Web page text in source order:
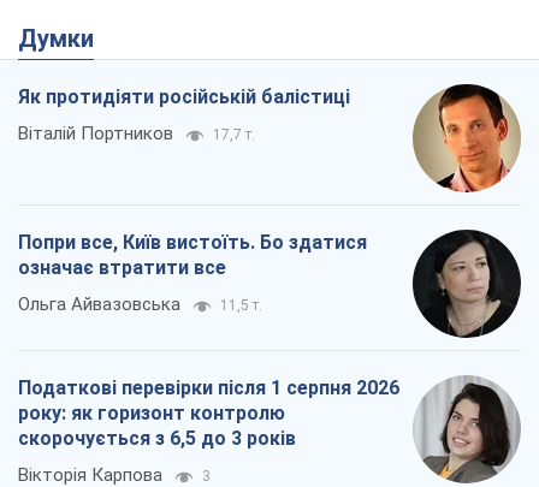
Думки
Як протидіяти російській балістиці
Віталій Портников 17,7 т.
Попри все, Київ вистоїть. Бо здатися
означає втратити все
Ольга Айвазовська 11,5 т.
Податкові перевірки після 1 серпня 2026
року: як горизонт контролю
скорочується з 6,5 до 3 років
Вікторія Карпова 3